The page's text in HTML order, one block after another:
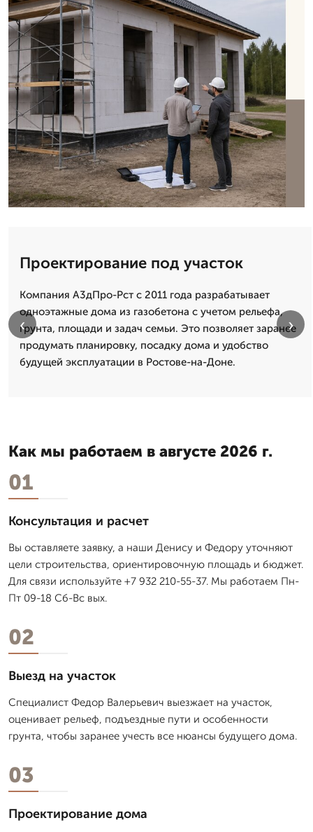
Проектирование под участок
Компания А3дПро-Рст с 2011 года разрабатывает
одноэтажные дома из газобетона с учетом рельефа,
грунта, площади и задач семьи. Это позволяет заранее
продумать планировку, посадку дома и удобство
будущей эксплуатации в Ростове-на-Доне.
‹ ›
Как мы работаем в августе 2026 г.
01
Консультация и расчет
Вы оставляете заявку, а наши Денису и Федору уточняют
цели строительства, ориентировочную площадь и бюджет.
Для связи используйте +7 932 210-55-37. Мы работаем Пн-
Пт 09-18 Сб-Вс вых.
02
Выезд на участок
Специалист Федор Валерьевич выезжает на участок,
оценивает рельеф, подъездные пути и особенности
грунта, чтобы заранее учесть все нюансы будущего дома.
03
Проектирование дома